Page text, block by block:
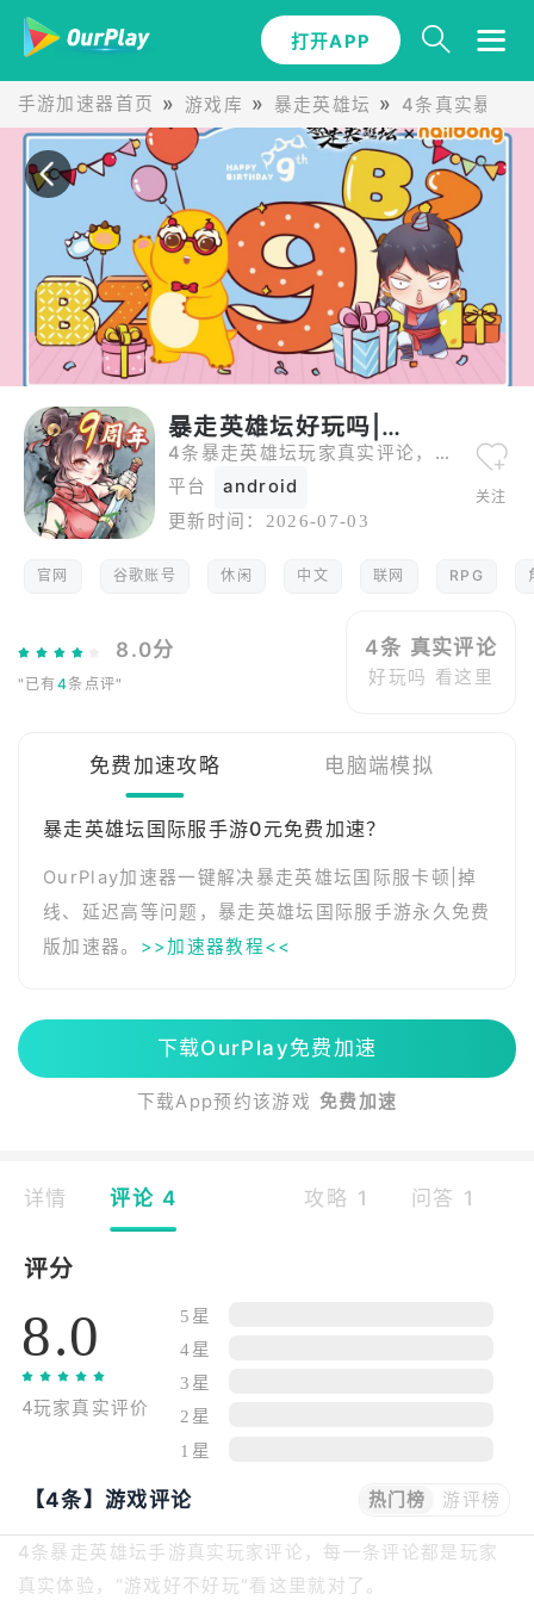
手游加速器首页 游戏库 暴走英雄坛 4条真实暴走
打开APP
暴走英雄坛好玩吗|评论
4条暴走英雄坛玩家真实评论，从五星好评到一星差评全都有。
平台
android
更新时间： 2026-07-03
关注
官网 谷歌账号 休闲 中文 联网 RPG
8.0分
"已有4条点评"
4条 真实评论
好玩吗 看这里
免费加速攻略 电脑端模拟
暴走英雄坛国际服手游0元免费加速？
OurPlay加速器一键解决暴走英雄坛国际服卡顿|掉
线、延迟高等问题，暴走英雄坛国际服手游永久免费
版加速器。 >>加速器教程<<
下载OurPlay免费加速
下载App预约该游戏 免费加速
详情 评论 4 攻略 1 问答 1
评分
8.0
4玩家真实评价
5星
4星
3星
2星
1星
【4条】游戏评论 热门榜 游评榜
4条暴走英雄坛手游真实玩家评论，每一条评论都是玩家
真实体验，“游戏好不好玩”看这里就对了。